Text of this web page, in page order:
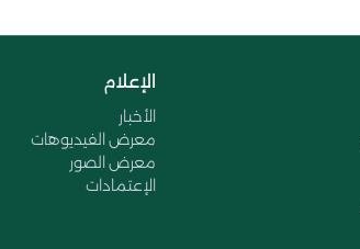
الإعلام
الأخبار
معرض الفيديوهات
معرض الصور
الإعتمادات